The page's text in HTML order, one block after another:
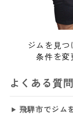
ジムを見つ
条件を変
よくある質問
飛騨市でジム